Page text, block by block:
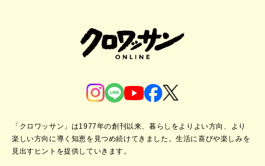
「クロワッサン」は1977年の創刊以来、暮らしをよりよい方向、より
楽しい方向に導く知恵を見つめ続けてきました。生活に喜びや楽しみを
見出すヒントを提供していきます。